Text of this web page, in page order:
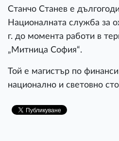
Станчо Станев е
Националната служба за
г. до момента работи в
„Митница София“.
Той е магистър по
национално и световно